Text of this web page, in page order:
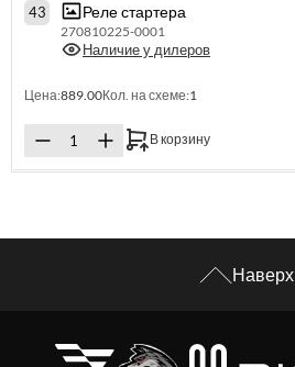
43 Реле стартера
270810225-0001
Наличие у дилеров
Цена:889.00Кол. на схеме:1
В корзину
Наверх